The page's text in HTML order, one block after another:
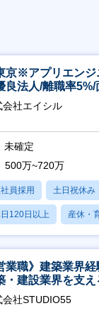
※アプリエンジ
良法人/離職率5%/
休2日/上流案件多
会社エイシル
未確定
500万~720万
員採用 土日祝休み
120日以上 産休・
業20時間以内
業職》建築業界経
・建設業界を支
125日◎フレック
会社STUDIO55